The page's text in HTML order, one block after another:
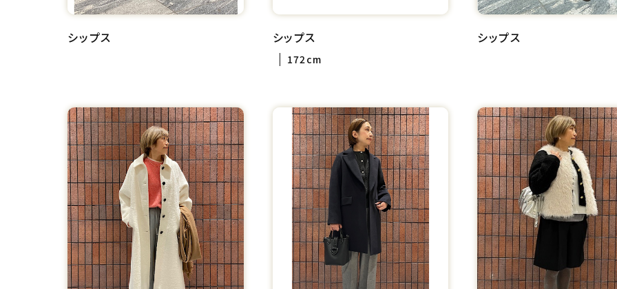
シップス シップス
172cm
シップス